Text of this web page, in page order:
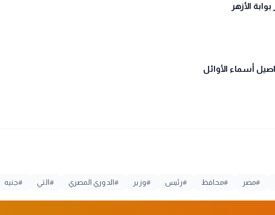
#مصر #محافظ #رئيس #وزير #الدوري المصري # التي #جنيه